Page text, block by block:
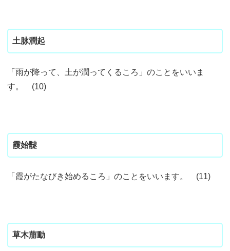
土脉潤起
「雨が降って、土が潤ってくるころ」のことをいいま
す。 (10)
霞始靆
「霞がたなびき始めるころ」のことをいいます。 (11)
草木萠動